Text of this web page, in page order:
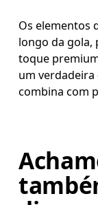
Os elementos
longo da gola,
toque
um
combina com